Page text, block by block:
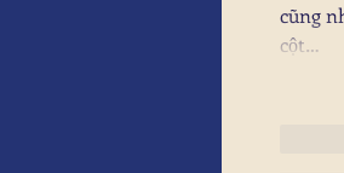
cũng
cột…